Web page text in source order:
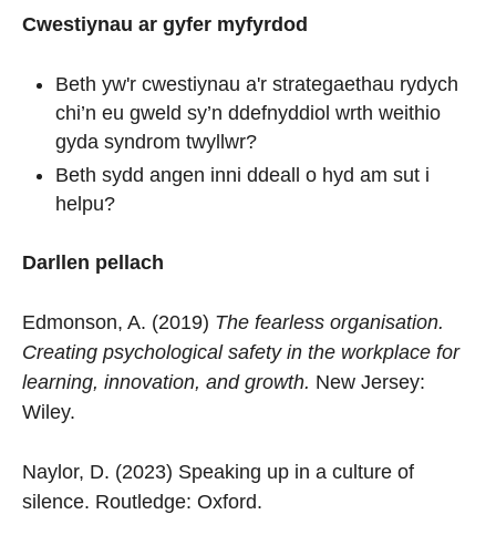
Cwestiynau ar gyfer myfyrdod
Beth yw'r cwestiynau a'r strategaethau rydych
chi’n eu gweld sy’n ddefnyddiol wrth weithio
gyda syndrom twyllwr?
Beth sydd angen inni ddeall o hyd am sut i
helpu?
Darllen pellach
Edmonson, A. (2019) The fearless organisation.
Creating psychological safety in the workplace for
learning, innovation, and growth. New Jersey:
Wiley.
Naylor, D. (2023) Speaking up in a culture of
silence. Routledge: Oxford.